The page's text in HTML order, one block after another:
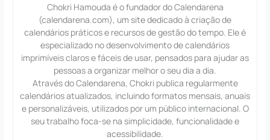
Chokri Hamouda é o fundador do Calendarena
(calendarena.com), um site dedicado à criação de
calendários práticos e recursos de gestão do tempo. Ele é
especializado no desenvolvimento de calendários
imprimíveis claros e fáceis de usar, pensados para ajudar as
pessoas a organizar melhor o seu dia a dia.
Através do Calendarena, Chokri publica regularmente
calendários atualizados, incluindo formatos mensais, anuais
e personalizáveis, utilizados por um público internacional. O
seu trabalho foca-se na simplicidade, funcionalidade e
acessibilidade.